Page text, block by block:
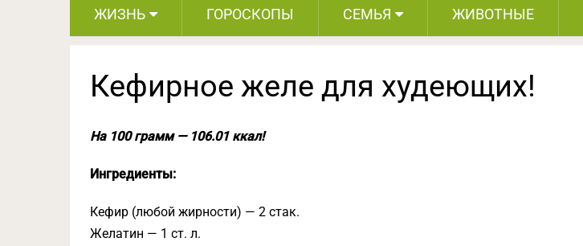
ЖИЗНЬ ГОРОСКОПЫ СЕМЬЯ ЖИВОТНЫЕ
Кефирное желе для худеющих!
На 100 грамм — 106.01 ккал!
Ингредиенты:
Кефир (любой жирности) — 2 стак.
Желатин — 1 ст. л.